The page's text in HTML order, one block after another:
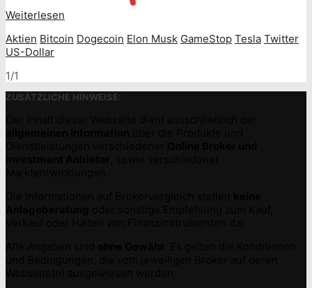
Weiterlesen
Aktien Bitcoin Dogecoin Elon Musk GameStop Tesla Twitter
US-Dollar
1/1
ZUSÄTZLICHE HINWEISE: